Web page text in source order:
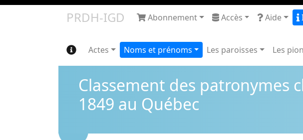
PRDH-IGD Abonnement Accès Aide
Actes Noms et prénoms Les paroisses Les
Classement des patronymes
1849 au Québec